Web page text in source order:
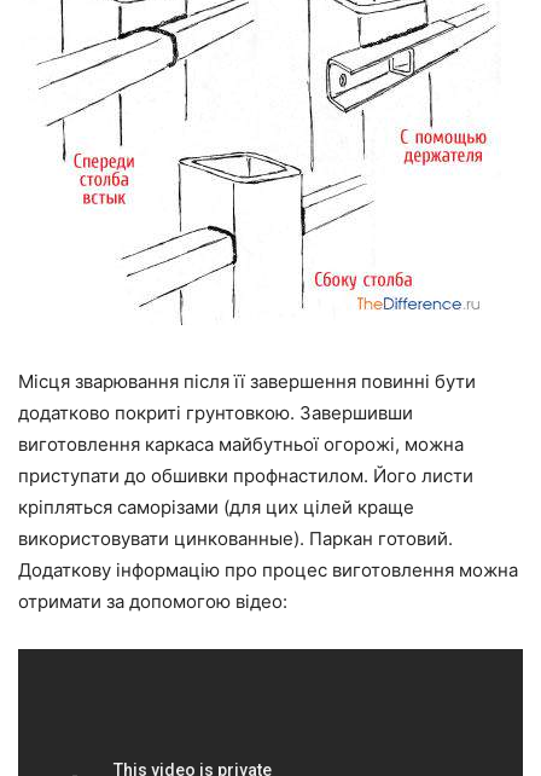
Місця зварювання після її завершення повинні бути
додатково покриті грунтовкою. Завершивши
виготовлення каркаса майбутньої огорожі, можна
приступати до обшивки профнастилом. Його листи
кріпляться саморізами (для цих цілей краще
використовувати цинкованные). Паркан готовий.
Додаткову інформацію про процес виготовлення можна
отримати за допомогою відео: